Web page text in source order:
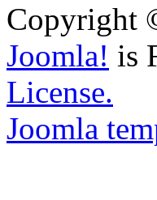
Copyright
Joomla! is
License.
Joomla